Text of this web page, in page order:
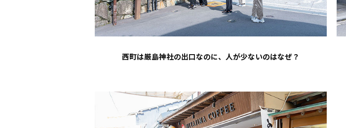
西町は厳島神社の出口なのに、人が少ないのはなぜ？